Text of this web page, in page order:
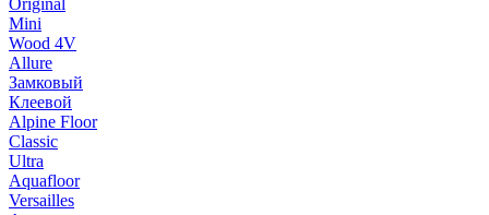
Original
Mini
Wood 4V
Allure
Замковый
Клеевой
Alpine Floor
Classic
Ultra
Aquafloor
Versailles